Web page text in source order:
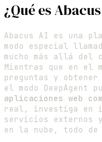
¿Qué es
Abacus AI es una
modo especial
mucho más allá del
Mientras que en el
preguntas y
el modo DeepAgent
aplicaciones web
real, investiga en
servicios externos
en la nube, todo de